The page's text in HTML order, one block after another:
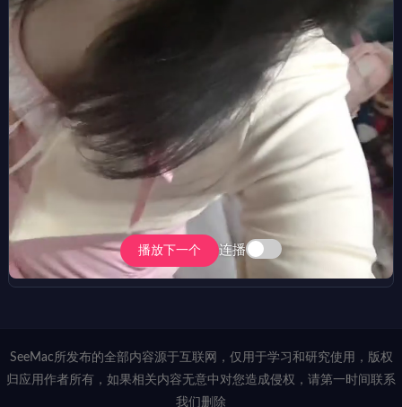
播放下一个 连播
SeeMac所发布的全部内容源于互联网，仅用于学习和研究使用，版权
归应用作者所有，如果相关内容无意中对您造成侵权，请第一时间联系
我们删除